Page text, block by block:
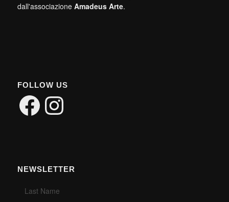
dall'associazione Amadeus Arte.
FOLLOW US
FacebookInstagram
NEWSLETTER